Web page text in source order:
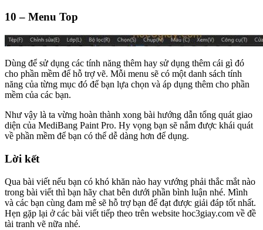
10 – Menu Top
Dùng để sử dụng các tính năng thêm hay sử dụng thêm cái gì đó
cho phần mềm để hỗ trợ vẽ. Mỗi menu sẽ có một danh sách tính
năng của từng mục đó để bạn lựa chọn và áp dụng thêm cho phần
mềm của các bạn.
Như vậy là ta vừng hoàn thành xong bài hướng dẫn tổng quát giao
diện của MediBang Paint Pro. Hy vọng bạn sẽ nắm được khái quát
về phần mềm để bạn có thể dễ dàng hơn để dụng.
Lời kết
Qua bài viết nếu bạn có khó khăn nào hay vướng phải thắc mắt nào
trong bài viết thì bạn hãy chat bên dưới phần bình luận nhé. Mình
và các bạn cùng đam mê sẽ hỗ trợ bạn để đạt được giải đáp tốt nhất.
Hẹn gặp lại ở các bài viết tiếp theo trên website hoc3giay.com về đề
tài tranh vẽ nữa nhé.